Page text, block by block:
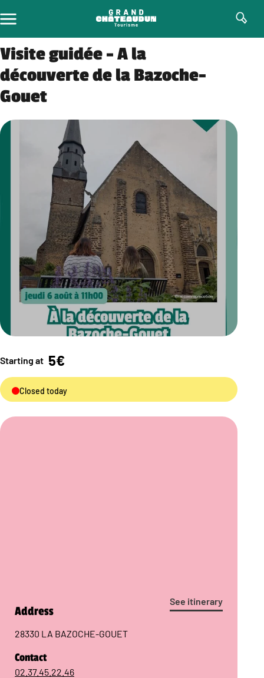
to
content
Visite guidée – A la
découverte de la Bazoche-
Gouet
Starting at 5€
Closed today
See itinerary
Address
28330 LA BAZOCHE-GOUET
Contact
02.37.45.22.46